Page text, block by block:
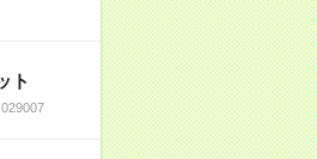
ト